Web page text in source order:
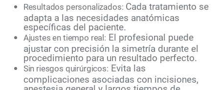
Resultados personalizados: Cada tratamiento se
adapta a las necesidades anatómicas
específicas del paciente.
Ajustes en tiempo real: El profesional puede
ajustar con precisión la simetría durante el
procedimiento para un resultado perfecto.
Sin riesgos quirúrgicos: Evita las
complicaciones asociadas con incisiones,